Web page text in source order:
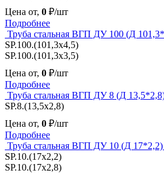
Цена от, 0 ₽/шт
Подробнее
Труба стальная ВГП ДУ 100 (Д
SP.100.(101,3x4,5)
SP.100.(101,3x3,5)
Цена от, 0 ₽/шт
Подробнее
Труба стальная ВГП ДУ 8 (Д
SP.8.(13,5x2,8)
Цена от, 0 ₽/шт
Подробнее
Труба стальная ВГП ДУ 10 (Д
SP.10.(17x2,2)
SP.10.(17x2,8)